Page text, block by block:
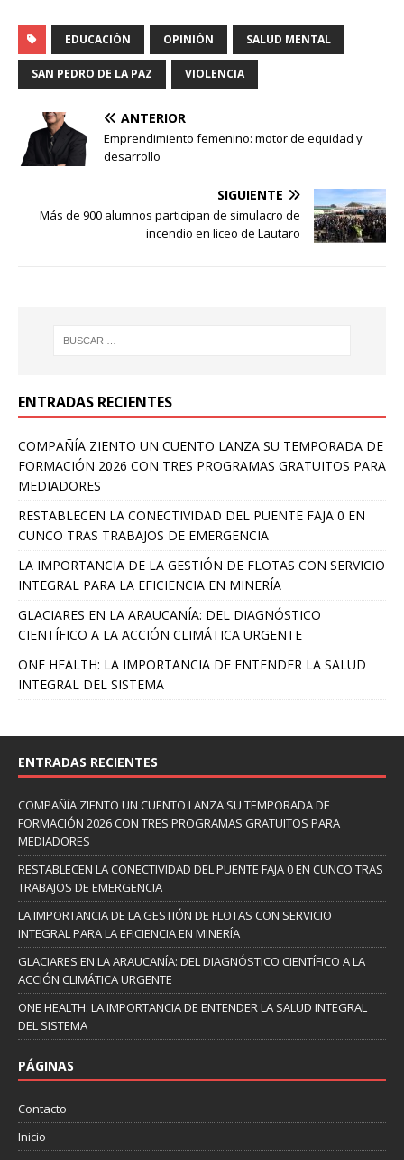
EDUCACIÓN OPINIÓN SALUD MENTAL
SAN PEDRO DE LA PAZ VIOLENCIA
ANTERIOR
Emprendimiento femenino: motor de equidad y
desarrollo
SIGUIENTE
Más de 900 alumnos participan de simulacro de
incendio en liceo de Lautaro
ENTRADAS RECIENTES
COMPAÑÍA ZIENTO UN CUENTO LANZA SU TEMPORADA DE
FORMACIÓN 2026 CON TRES PROGRAMAS GRATUITOS PARA
MEDIADORES
RESTABLECEN LA CONECTIVIDAD DEL PUENTE FAJA 0 EN
CUNCO TRAS TRABAJOS DE EMERGENCIA
LA IMPORTANCIA DE LA GESTIÓN DE FLOTAS CON SERVICIO
INTEGRAL PARA LA EFICIENCIA EN MINERÍA
GLACIARES EN LA ARAUCANÍA: DEL DIAGNÓSTICO
CIENTÍFICO A LA ACCIÓN CLIMÁTICA URGENTE
ONE HEALTH: LA IMPORTANCIA DE ENTENDER LA SALUD
INTEGRAL DEL SISTEMA
ENTRADAS RECIENTES
COMPAÑÍA ZIENTO UN CUENTO LANZA SU TEMPORADA DE
FORMACIÓN 2026 CON TRES PROGRAMAS GRATUITOS PARA
MEDIADORES
RESTABLECEN LA CONECTIVIDAD DEL PUENTE FAJA 0 EN CUNCO TRAS
TRABAJOS DE EMERGENCIA
LA IMPORTANCIA DE LA GESTIÓN DE FLOTAS CON SERVICIO
INTEGRAL PARA LA EFICIENCIA EN MINERÍA
GLACIARES EN LA ARAUCANÍA: DEL DIAGNÓSTICO CIENTÍFICO A LA
ACCIÓN CLIMÁTICA URGENTE
ONE HEALTH: LA IMPORTANCIA DE ENTENDER LA SALUD INTEGRAL
DEL SISTEMA
PÁGINAS
Contacto
Inicio